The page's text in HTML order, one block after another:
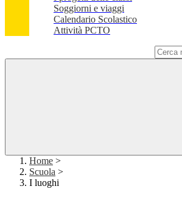
Soggiorni e viaggi
Calendario Scolastico
Attività PCTO
Home >
Scuola >
I luoghi